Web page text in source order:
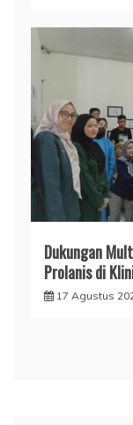
Dukungan
Prolanis di
17 Agustus